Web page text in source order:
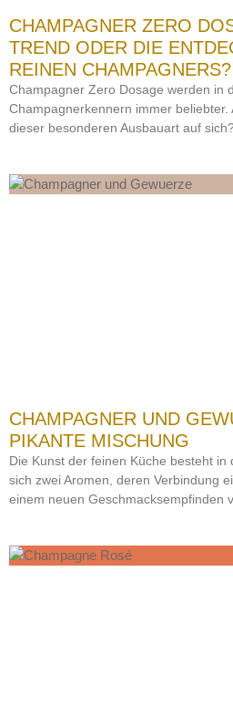
CHAMPAGNER ZERO
TREND ODER DIE
REINEN CHAMPAGNERS?
Champagner Zero Dosage werden in
Champagnerkennern immer
dieser besonderen Ausbauart auf
CHAMPAGNER UND
PIKANTE MISCHUNG
Die Kunst der feinen Küche besteht in
sich zwei Aromen, deren Verbindung
einem neuen Geschmacksempfinden